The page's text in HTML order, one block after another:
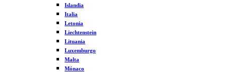
Islandia
Italia
Letonia
Liechtenstein
Lituania
Luxemburgo
Malta
Mónaco